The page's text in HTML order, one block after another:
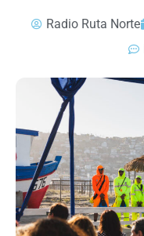
Radio Ruta Norte